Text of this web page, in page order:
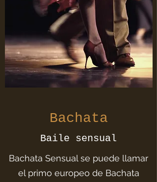
Bachata
Baile sensual
Bachata Sensual se puede llamar
el primo europeo de Bachata